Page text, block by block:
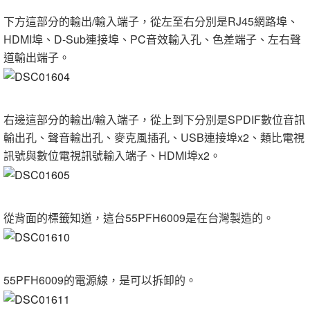
下方這部分的輸出/輸入端子，從左至右分別是RJ45網路埠、
HDMI埠、D-Sub連接埠、PC音效輸入孔、色差端子、左右聲
道輸出端子。
右邊這部分的輸出/輸入端子，從上到下分別是SPDIF數位音訊
輸出孔、聲音輸出孔、麥克風插孔、USB連接埠x2、類比電視
訊號與數位電視訊號輸入端子、HDMI埠x2。
從背面的標籤知道，這台55PFH6009是在台灣製造的。
55PFH6009的電源線，是可以拆卸的。